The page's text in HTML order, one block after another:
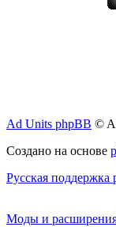
Ad Units phpBB ©
Создано на основе
Русская поддержка
Моды и